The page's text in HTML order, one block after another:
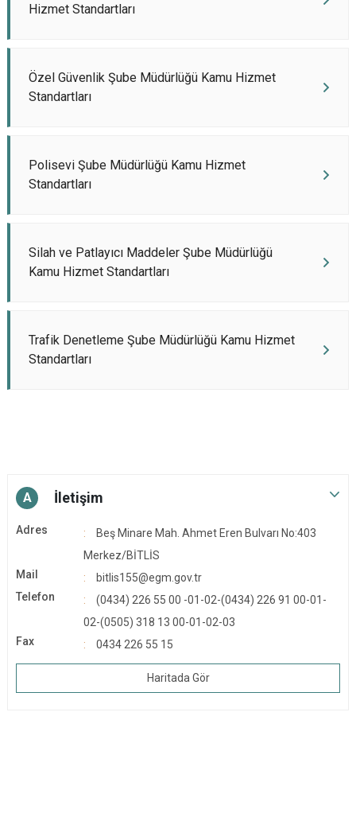
Hizmet Standartları
Özel Güvenlik Şube Müdürlüğü Kamu Hizmet
Standartları
Polisevi Şube Müdürlüğü Kamu Hizmet
Standartları
Silah ve Patlayıcı Maddeler Şube Müdürlüğü
Kamu Hizmet Standartları
Trafik Denetleme Şube Müdürlüğü Kamu Hizmet
Standartları
A İletişim
Adres
Beş Minare Mah. Ahmet Eren Bulvarı No:403
Merkez/BİTLİS
Mail
bitlis155@egm.gov.tr
Telefon
(0434) 226 55 00 -01-02-(0434) 226 91 00-01-
02-(0505) 318 13 00-01-02-03
Fax
0434 226 55 15
Haritada Gör